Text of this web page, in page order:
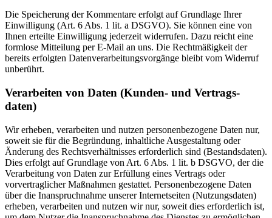
Die Speicherung der Kommentare erfolgt auf Grundlage Ihrer
Einwilligung (Art. 6 Abs. 1 lit. a DSGVO). Sie können eine von
Ihnen erteilte Einwilligung jederzeit widerrufen. Dazu reicht eine
formlose Mitteilung per E-Mail an uns. Die Rechtmäßigkeit der
bereits erfolgten Datenverarbeitungsvorgänge bleibt vom Widerruf
unberührt.
Verarbeiten von Daten (Kunden- und Vertrags­
daten)
Wir erheben, verarbeiten und nutzen personenbezogene Daten nur,
soweit sie für die Begründung, inhaltliche Ausgestaltung oder
Änderung des Rechtsverhältnisses erforderlich sind (Bestandsdaten).
Dies erfolgt auf Grundlage von Art. 6 Abs. 1 lit. b DSGVO, der die
Verarbeitung von Daten zur Erfüllung eines Vertrags oder
vorvertraglicher Maßnahmen gestattet. Personenbezogene Daten
über die Inanspruchnahme unserer Internetseiten (Nutzungsdaten)
erheben, verarbeiten und nutzen wir nur, soweit dies erforderlich ist,